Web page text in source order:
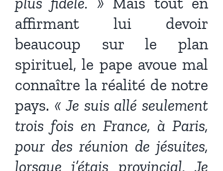
affirmant lui devoir
beaucoup sur le plan
spirituel, le pape avoue mal
connaître la réalité de notre
pays. « Je suis allé seulement
trois fois en France, à Paris,
pour des réunion de jésuites,
lorsque j’étais provincial. Je